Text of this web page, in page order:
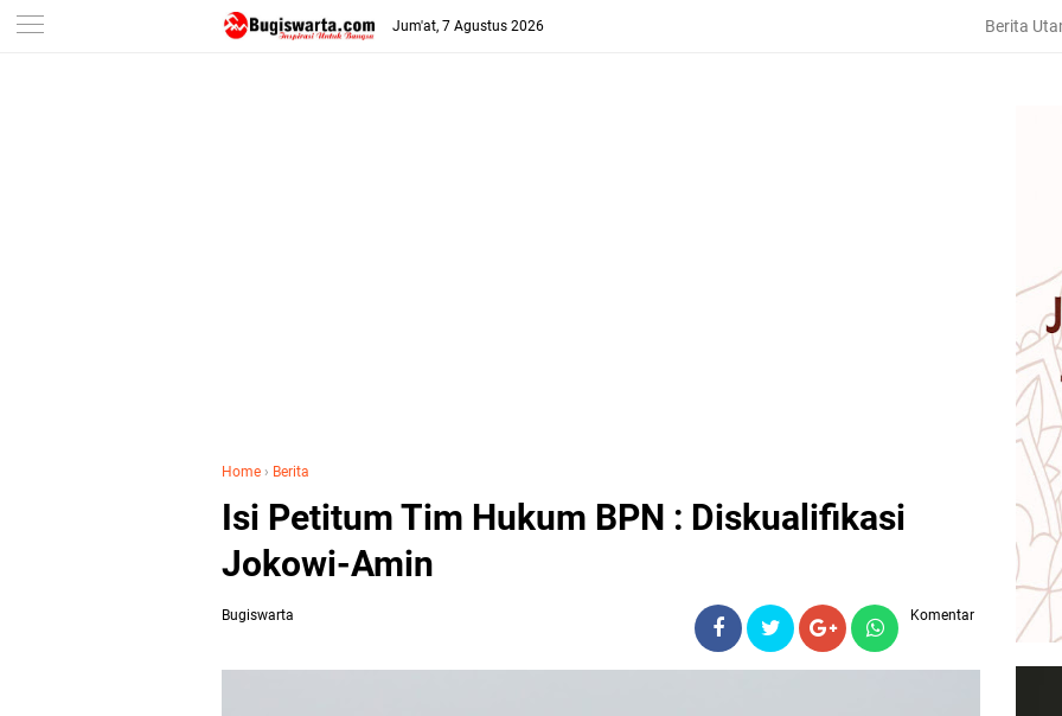
-->
Jum'at, 7 Agustus 2026 Berita
Home › Berita
Isi Petitum Tim Hukum BPN : Diskualifikasi
Jokowi-Amin
Bugiswarta Komentar